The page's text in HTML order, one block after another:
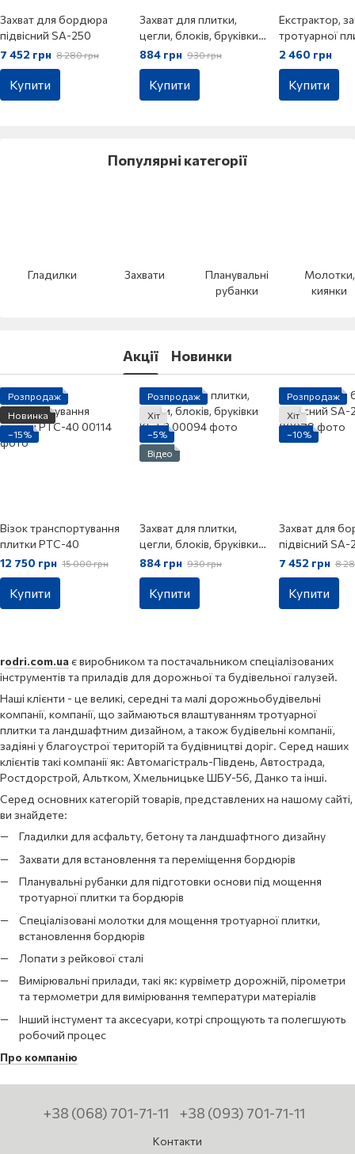
Захват для бордюра
підвісний SA-250
7 452 грн 8 280 грн
Купити
Захват для плитки,
цегли, блоків, бруківки
KL-52
884 грн 930 грн
Купити
Екстрактор,
тротуарної
2 460 грн
Купити
Популярні категорії
Гладилки Захвати
Планувальні
рубанки
Молотки,
киянки
Акції Новинки
Розпродаж
Новинка
−15%
Візок транспортування
плитки PTC-40
12 750 грн 15 000 грн
Купити
Розпродаж
Хіт
−5%
Відео
Захват для плитки,
цегли, блоків, бруківки
KL-52
884 грн 930 грн
Купити
Розпродаж
Хіт
−10%
Захват для
підвісний SA-
7 452 грн 8
Купити
rodri.com.uaє виробником та постачальником спеціалізованих
інструментів та приладів для дорожньої та будівельної галузей.
Наші клієнти - це великі, середні та малі дорожньобудівельні
компанії, компанії, що займаються влаштуванням тротуарної
плитки та ландшафтним дизайном, а також будівельні компанії,
задіяні у благоустрої територій та будівництві доріг. Серед наших
клієнтів такі компанії як: Автомагістраль-Південь, Автострада,
Ростдорстрой, Альтком, Хмельницьке ШБУ-56, Данко та інші.
Серед основних категорій товарів, представлених на нашому сайті,
ви знайдете:
Гладилки для асфальту, бетону та ландшафтного дизайну
Захвати для встановлення та переміщення бордюрів
Планувальні рубанки для підготовки основи під мощення
тротуарної плитки та бордюрів
Спеціалізовані молотки для мощення тротуарної плитки,
встановлення бордюрів
Лопати з рейкової сталі
Вимірювальні прилади, такі як: курвіметр дорожній, пірометри
та термометри для вимірювання температури матеріалів
Інший інстумент та аксесуари, котрі спрощують та полегшують
робочий процес
Про компанію
+38 (068) 701-71-11 +38 (093) 701-71-11
Контакти